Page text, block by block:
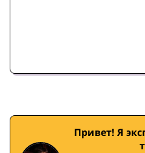
Привет! Я